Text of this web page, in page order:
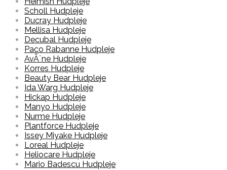
Scholl Hudpleje
Ducray Hudpleje
Mellisa Hudpleje
Decubal Hudpleje
Paco Rabanne Hudpleje
AvÃ¨ne Hudpleje
Korres Hudpleje
Beauty Bear Hudpleje
Ida Warg Hudpleje
Hickap Hudpleje
Manyo Hudpleje
Nurme Hudpleje
Plantforce Hudpleje
Issey Miyake Hudpleje
Loreal Hudpleje
Heliocare Hudpleje
Mario Badescu Hudpleje